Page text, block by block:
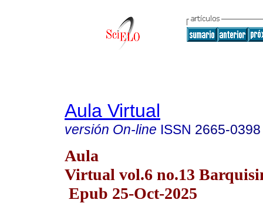
Aula Virtual
versión On-line ISSN 2665-0398
Aula
Virtual vol.6 no.13
Epub 25-Oct-2025